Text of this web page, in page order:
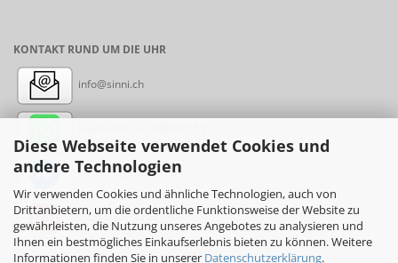
Diese Webseite verwendet Cookies und
andere Technologien
Wir verwenden Cookies und ähnliche Technologien, auch von
Drittanbietern, um die ordentliche Funktionsweise der Website zu
gewährleisten, die Nutzung unseres Angebotes zu analysieren und
Ihnen ein bestmögliches Einkaufserlebnis bieten zu können. Weitere
Informationen finden Sie in unserer Datenschutzerklärung.
KONTAKT RUND UM DIE UHR
info@sinni.ch
Messenger: sinni.ch
Instagram: sinni_ch